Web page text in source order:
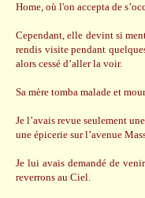
Home, où l'on accepta de
Cependant, elle devint si
rendis visite pendant
alors cessé d’aller la voir.
Sa mère tomba malade et
Je l’avais revue seulement
une épicerie sur l’avenue
Je lui avais demandé de
reverrons au Ciel.